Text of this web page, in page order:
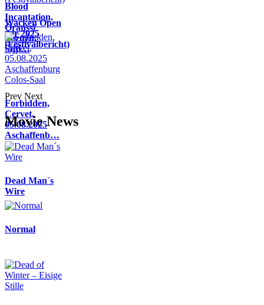
Blood
Incantation,
Oranssi
Pazuzu,
Sijji…
Wacken Open
Air 2025
(Festivalbericht)
Forbidden,
Cervet,
05.08.2025
Aschaffenb…
Prev Next
Movie News
Dead Man´s
Wire
Normal